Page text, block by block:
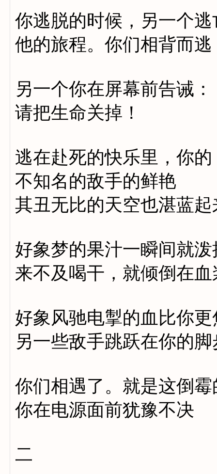
你逃脱的时候，另一个
他的旅程。你们相背而逃
另一个你在屏幕前告诫：
请把生命关掉！
逃在赴死的快乐里，你的
不知名的敌手的鲜艳
其丑无比的天空也湛蓝起
好象梦的果汁一瞬间就泼
来不及喝干，就倾倒在血
好象风驰电掣的血比你更
另一些敌手跳跃在你的脚
你们相遇了。就是这倒霉
你在电源面前犹豫不决
二